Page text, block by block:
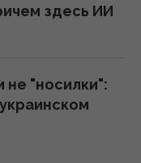
здесь ИИ
не "носилки":